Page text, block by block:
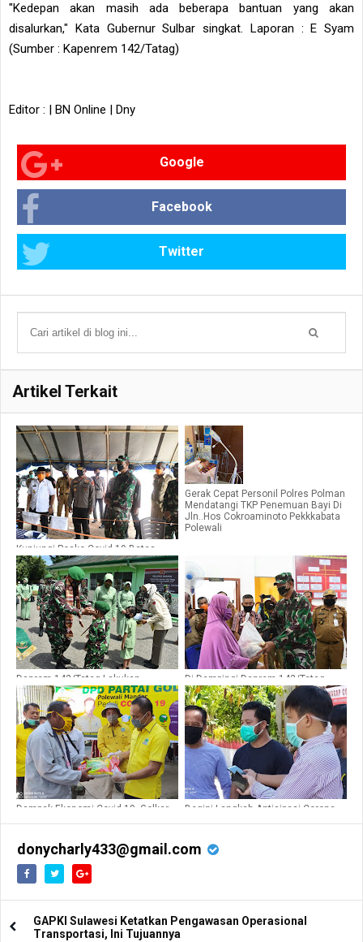
"Kedepan akan masih ada beberapa bantuan yang akan
disalurkan," Kata Gubernur Sulbar singkat. Laporan : E Syam
(Sumber : Kapenrem 142/Tatag)
Editor : | BN Online | Dny
Google
Facebook
Twitter
Artikel Terkait
Kunjungi Posko Covid-19 Batas
Polman - Pinrang, Gubernur Sulbar
Didampingi 2 Forkopimda
Gerak Cepat Personil Polres Polman
Mendatangi TKP Penemuan Bayi Di
Jln..Hos Cokroaminoto Pekkkabata
Polewali
Danrem 142/Tatag Lakukan
Kunjungan Kerja Ke Kodim
1402/Polmas
Di Dampingi Danrem 142/Tatag
Berbagi Sembako, Ini Pesan
Gubernur Sulbar
Dampak Ekonomi Covid-19, Golkar
Begini Langkah Antisipasi Corona,
donycharly433@gmail.com
GAPKI Sulawesi Ketatkan Pengawasan Operasional
Transportasi, Ini Tujuannya